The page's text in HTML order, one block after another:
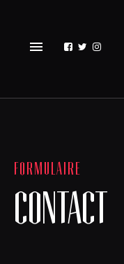
menu
FORMULAIRE
CONTACT